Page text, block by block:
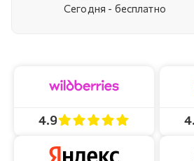
Cегодня - бесплатно
4.9